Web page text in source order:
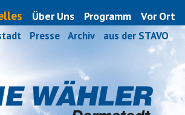
Über Uns Programm Vor Ort
Presse Archiv aus der STAVO